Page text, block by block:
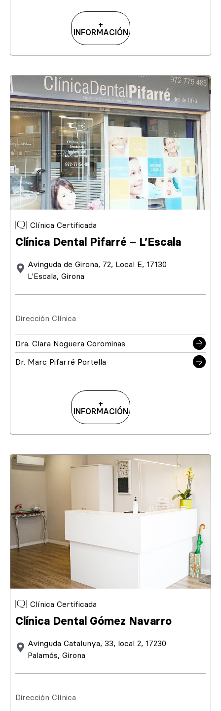
+
INFORMACIÓN
Clínica Certificada
Clínica Dental Pifarré – L’Escala
Avinguda de Girona, 72, Local E, 17130
L'Escala, Girona
Dirección Clínica
Dra. Clara Noguera Corominas
Dr. Marc Pifarré Portella
+
INFORMACIÓN
Clínica Certificada
Clínica Dental Gómez Navarro
Avinguda Catalunya, 33, local 2, 17230
Palamós, Girona
Dirección Clínica